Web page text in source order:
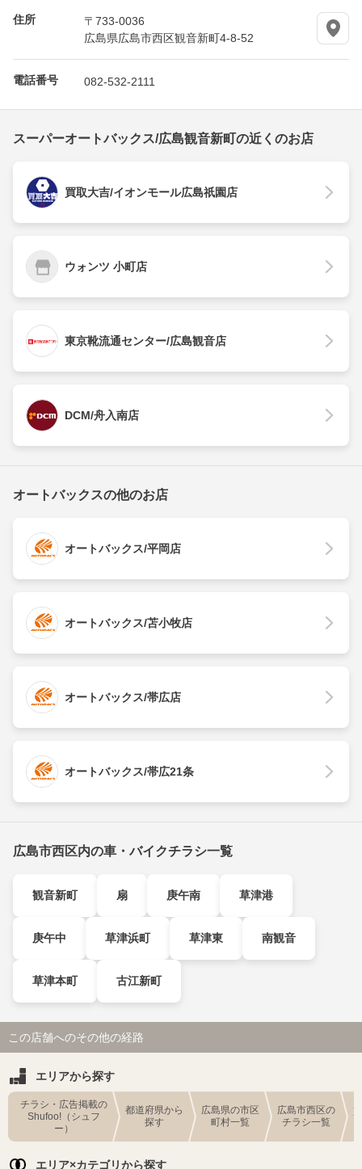
住所
〒733-0036
広島県広島市西区観音新町4-8-52
電話番号 082-532-2111
スーパーオートバックス/広島観音新町の近くのお店
買取大吉/イオンモール広島祇園店
ウォンツ 小町店
東京靴流通センター/広島観音店
DCM/舟入南店
オートバックスの他のお店
オートバックス/平岡店
オートバックス/苫小牧店
オートバックス/帯広店
オートバックス/帯広21条
広島市西区内の車・バイクチラシ一覧
観音新町 扇 庚午南 草津港
庚午中 草津浜町 草津東 南観音
草津本町 古江新町
この店舗へのその他の経路
エリアから探す
チラシ・広告掲載の
Shufoo!（シュフ
ー）
都道府県から
探す
広島県の市区
町村一覧
広島市西区の
チラシ一覧
エリア×カテゴリから探す